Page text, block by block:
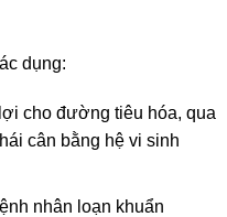
dụng:
cho đường tiêu hóa, qua
cân bằng hệ vi sinh
nhân loạn khuẩn